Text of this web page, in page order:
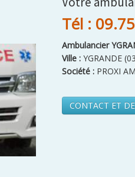
Tél :
Ambulancier
Ville : YGRANDE (
Société : PROXI
CONTACT ET